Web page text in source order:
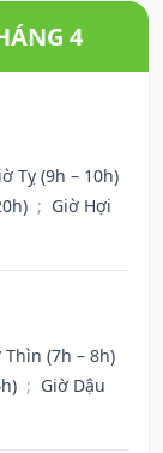
4
Tỵ (9h – 10h)
; Giờ Hợi
Thìn (7h – 8h)
; Giờ Dậu